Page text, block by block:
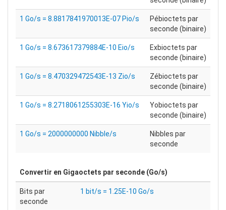
1 Go/s = 8.8817841970013E-07 Pio/s
Pébioctets par
seconde (binaire)
1 Go/s = 8.673617379884E-10 Eio/s
Exbioctets par
seconde (binaire)
1 Go/s = 8.470329472543E-13 Zio/s
Zébioctets par
seconde (binaire)
1 Go/s = 8.2718061255303E-16 Yio/s
Yobioctets par
seconde (binaire)
1 Go/s = 2000000000 Nibble/s
Nibbles par
seconde
Convertir en Gigaoctets par seconde (Go/s)
Bits par
seconde
1 bit/s = 1.25E-10 Go/s